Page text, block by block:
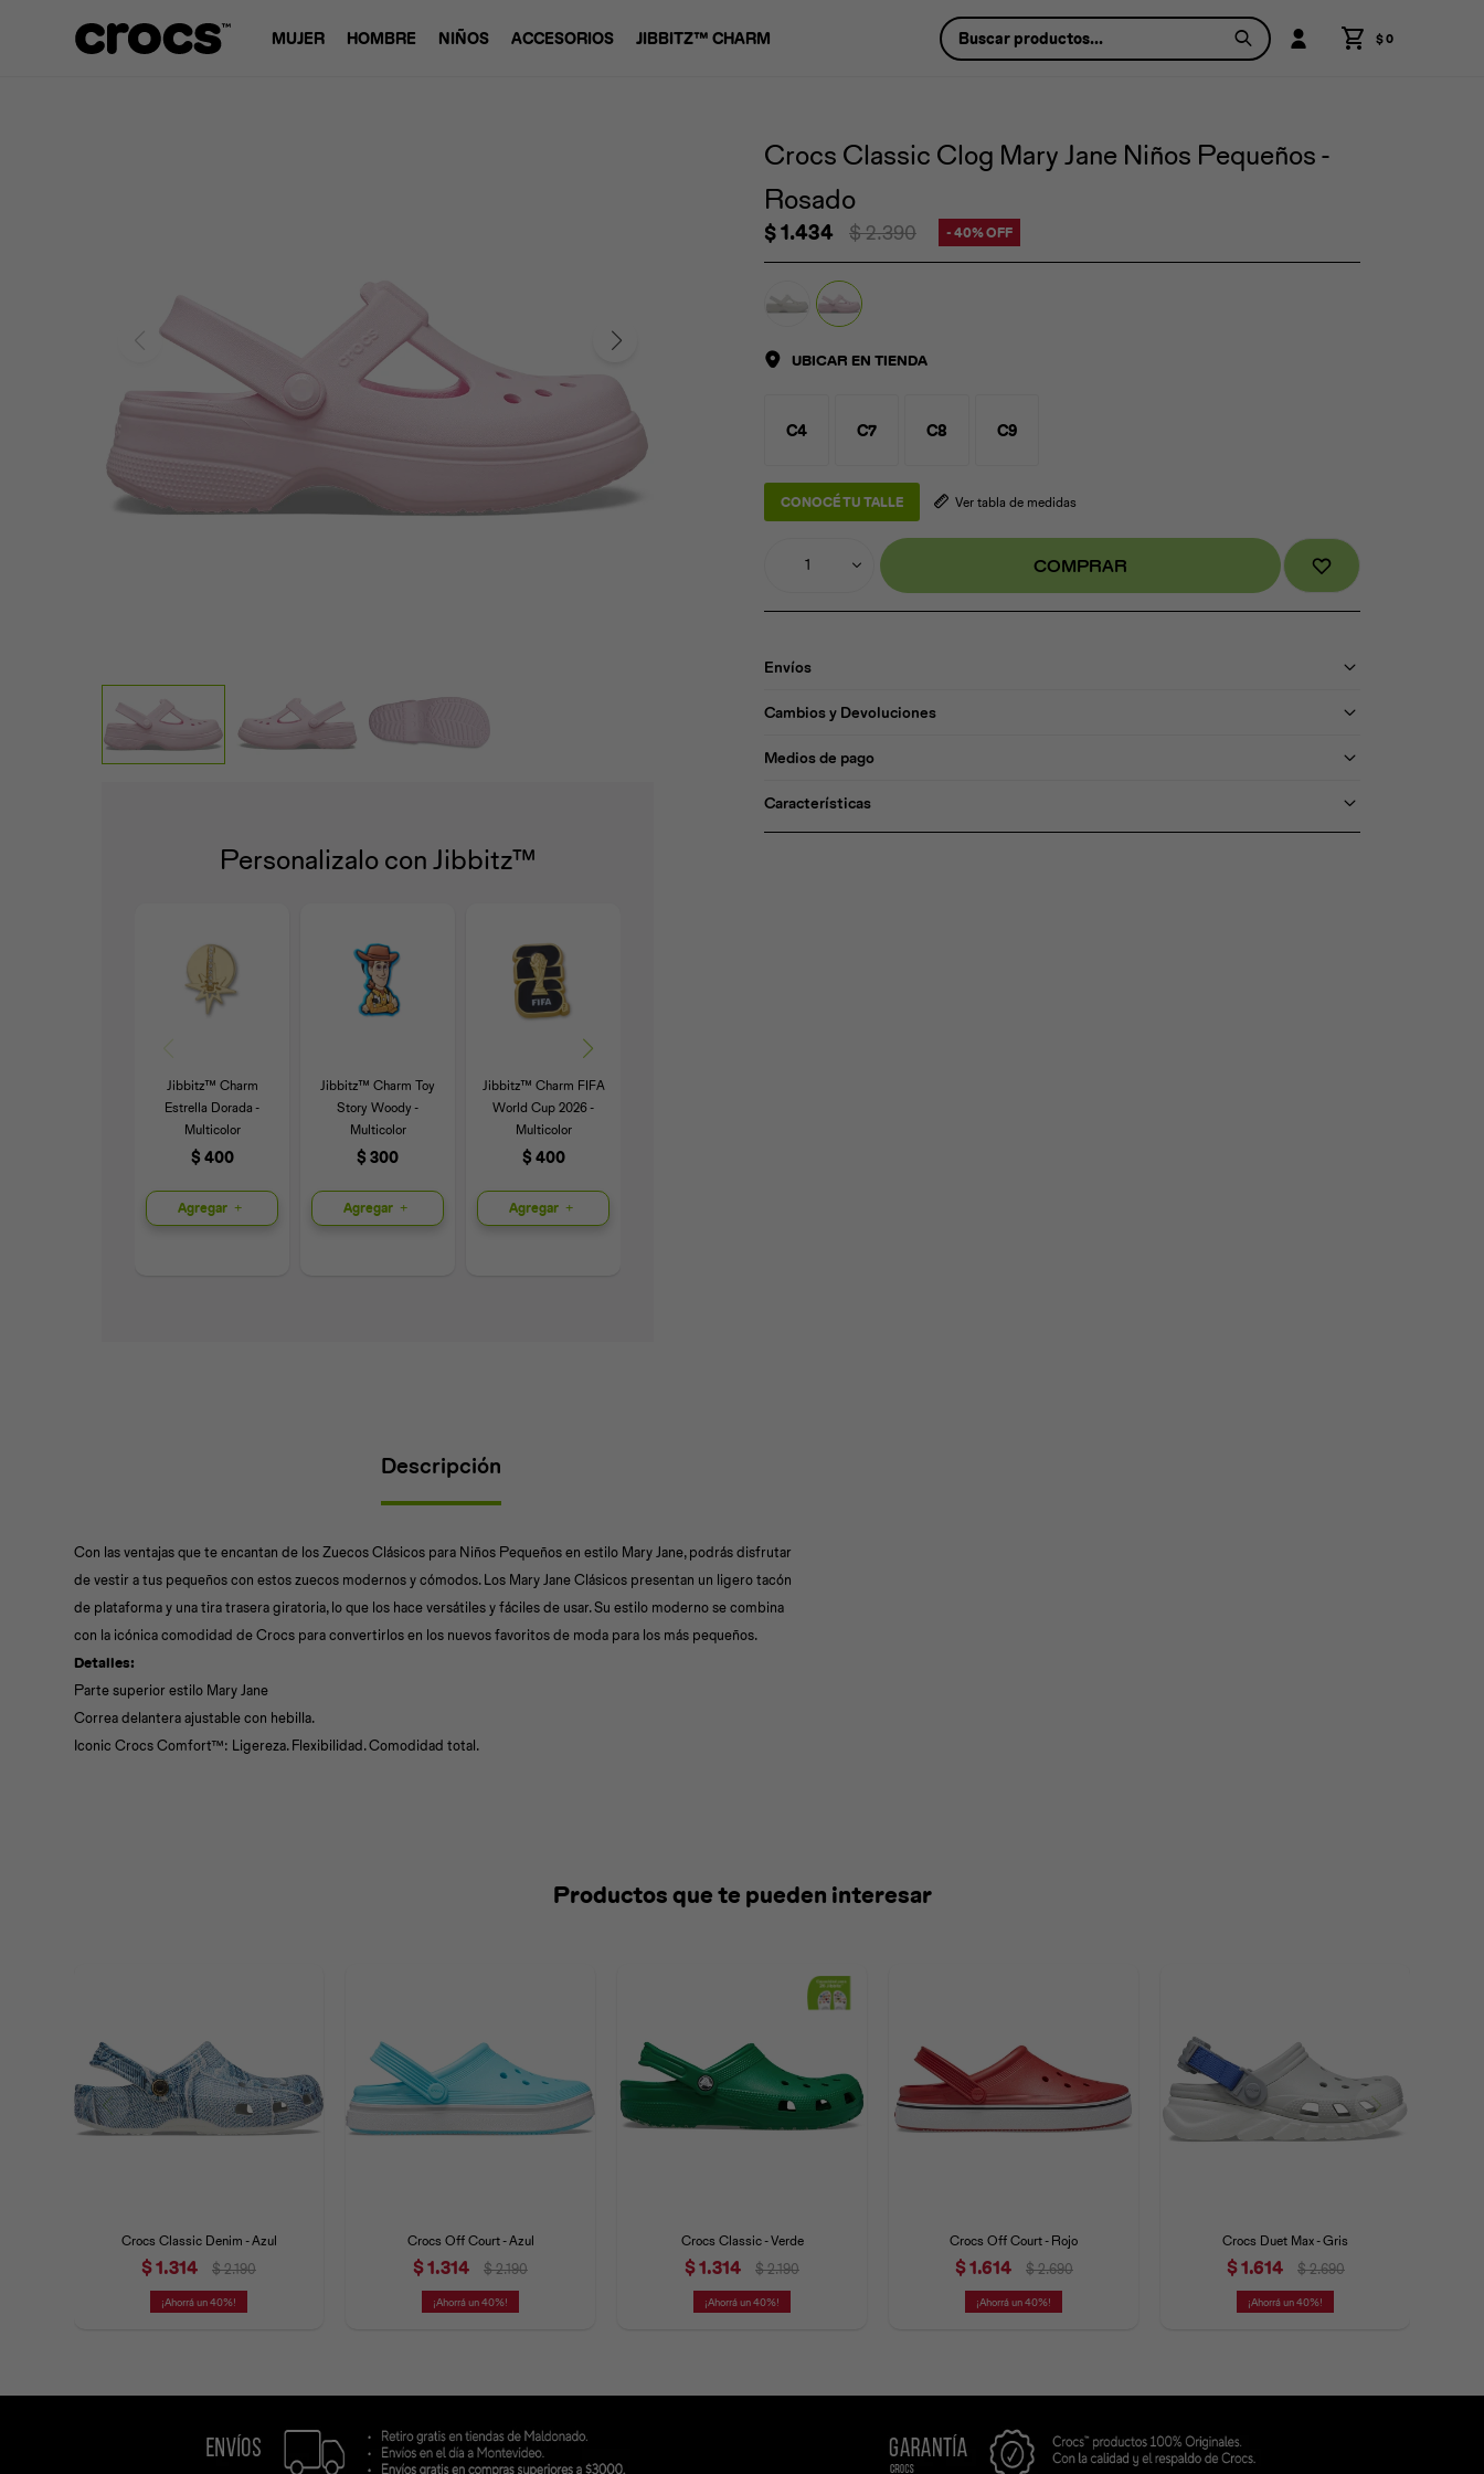
MUJER HOMBRE NIÑOS ACCESORIOS JIBBITZ™ CHARM $0
Personalizalo con Jibbitz™
Jibbitz™ Charm
Estrella Dorada -
Multicolor
$ 400
Agregar
Jibbitz™ Charm Toy
Story Woody -
Multicolor
$ 300
Agregar
Jibbitz™ Charm FIFA
World Cup 2026 -
Multicolor
$ 400
Agregar
Crocs Classic Clog Mary Jane Niños Pequeños -
Rosado
$1.434 $2.390 40
UBICAR EN TIENDA
C4 C7 C8 C9
CONOCÉ TU TALLE Ver tabla de medidas
1 COMPRAR
Envíos
Cambios y Devoluciones
Medios de pago
Características
Descripción
Con las ventajas que te encantan de los Zuecos Clásicos para Niños Pequeños en estilo Mary Jane, podrás disfrutar
de vestir a tus pequeños con estos zuecos modernos y cómodos. Los Mary Jane Clásicos presentan un ligero tacón
de plataforma y una tira trasera giratoria, lo que los hace versátiles y fáciles de usar. Su estilo moderno se combina
con la icónica comodidad de Crocs para convertirlos en los nuevos favoritos de moda para los más pequeños.
Detalles:
Parte superior estilo Mary Jane
Correa delantera ajustable con hebilla.
Iconic Crocs Comfort™: Ligereza. Flexibilidad. Comodidad total.
Productos que te pueden interesar
Crocs Classic Denim - Azul
$1.314 $ 2.190
40
Crocs Off Court - Azul
$1.314 $ 2.190
40
Crocs Classic - Verde
$1.314 $ 2.190
40
Crocs Off Court - Rojo
$1.614 $ 2.690
40
Crocs Duet Max - Gris
$1.614 $ 2.690
40